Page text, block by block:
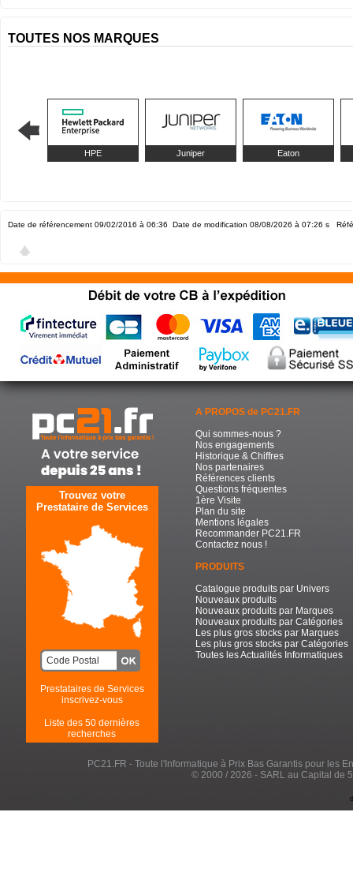
TOUTES NOS MARQUES
HPE Juniper Eaton
Date de référencement 09/02/2016 à 06:36 Date de modification 08/08/2026 à 07:26 s
Trouvez votre
Prestataire de Services
Prestataires de Services
inscrivez-vous
Liste des 50 dernières
recherches
A PROPOS de PC21.FR
Qui sommes-nous ?
Nos engagements
Historique & Chiffres
Nos partenaires
Références clients
Questions fréquentes
1ère Visite
Plan du site
Mentions légales
Recommander PC21.FR
Contactez nous !
PRODUITS
Catalogue produits par Univers
Nouveaux produits
Nouveaux produits par Marques
Nouveaux produits par Catégories
Les plus gros stocks par Marques
Les plus gros stocks par Catégories
Toutes les Actualités Informatiques
PC21.FR - Toute l'Informatique à Prix Bas Garantis pour les
© 2000 / 2026 - SARL au Capital de